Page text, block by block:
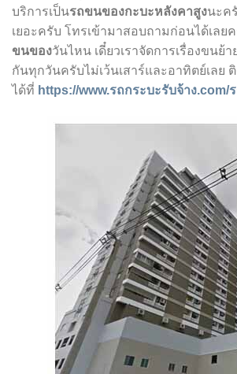
บริการเป็นรถขนของกะบะหลังคาสูงนะค
เยอะครับ โทรเข้ามาสอบถามก่อนได้เลย
ขนของวันไหน เดี๋ยวเราจัดการเรื่องขนย้า
กันทุกวันครับไม่เว้นเสาร์และอาทิตย์เลย
ได้ที่ https://www.รถกระบะรับจ้าง.com/